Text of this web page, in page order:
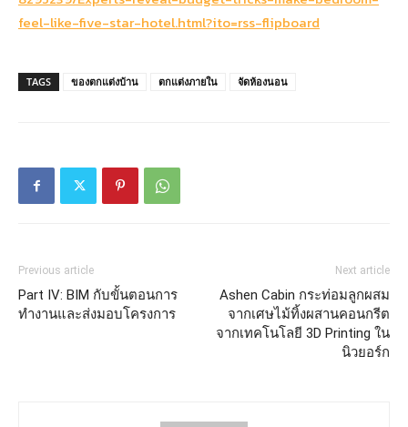
feel-like-five-star-hotel.html?ito=rss-flipboard
TAGS ของตกแต่งบ้าน ตกแต่งภายใน จัดห้องนอน
Previous article
Part IV: BIM กับขั้นตอนการ
ทำงานและส่งมอบโครงการ
Next article
Ashen Cabin กระท่อมลูกผสม
จากเศษไม้ทิ้งผสานคอนกรีต
จากเทคโนโลยี 3D Printing ใน
นิวยอร์ก